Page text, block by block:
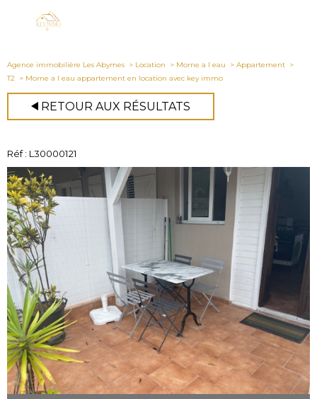
Agence immobilière Les Abymes Location Morne a l eau
Appartement
T2
Morne a l eau appartement en location avec key immo
RETOUR AUX RÉSULTATS
Réf : L30000121